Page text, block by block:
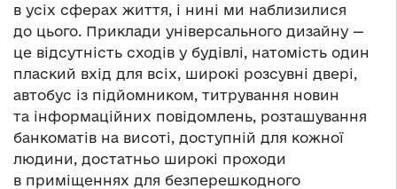
в усіх сферах життя, і нині ми наблизилися
до цього. Приклади універсального дизайну —
це відсутність сходів у будівлі, натомість один
плаский вхід для всіх, широкі розсувні двері,
автобус із підйомником, титрування новин
та інформаційних повідомлень, розташування
банкоматів на висоті, доступній для кожної
людини, достатньо широкі проходи
в приміщеннях для безперешкодного